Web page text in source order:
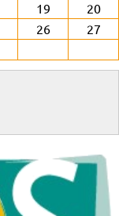
19
20
26
27